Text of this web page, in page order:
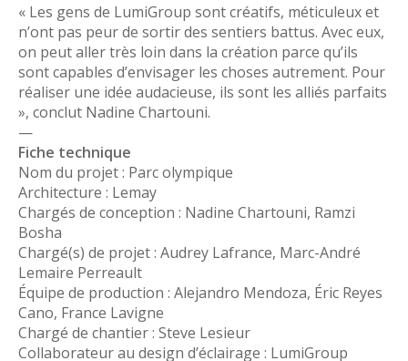
« Les gens de LumiGroup sont créatifs, méticuleux et
n’ont pas peur de sortir des sentiers battus. Avec eux,
on peut aller très loin dans la création parce qu’ils
sont capables d’envisager les choses autrement. Pour
réaliser une idée audacieuse, ils sont les alliés parfaits
», conclut Nadine Chartouni.
—
Fiche technique
Nom du projet : Parc olympique
Architecture : Lemay
Chargés de conception : Nadine Chartouni, Ramzi
Bosha
Chargé(s) de projet : Audrey Lafrance, Marc-André
Lemaire Perreault
Équipe de production : Alejandro Mendoza, Éric Reyes
Cano, France Lavigne
Chargé de chantier : Steve Lesieur
Collaborateur au design d’éclairage : LumiGroup